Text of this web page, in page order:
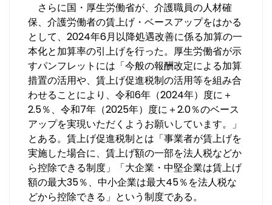
さらに国・厚生労働省が、介護職員の人材確
保、介護労働者の賃上げ・ベースアップをはかる
として、2024年6月以降処遇改善に係る加算の一
本化と加算率の引上げを行った。厚生労働省が示
すパンフレットには「今般の報酬改定による加算
措置の活用や、賃上げ促進税制の活用等を組み合
わせることにより、令和6年（2024年）度に＋
2.5％、令和7年（2025年）度に＋2.0％のベース
アップを実現いただくようお願いしています。」
とある。賃上げ促進税制とは「事業者が賃上げを
実施した場合に、賃上げ額の一部を法人税などか
ら控除できる制度」「大企業・中堅企業は賃上げ
額の最大35％、中小企業は最大45％を法人税な
どから控除できる」という制度である。